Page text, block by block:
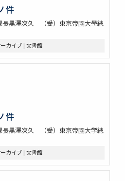
件
長黒澤次久 （受）東京帝國大學總
カイブ | 文書館
件
長黒澤次久 （受）東京帝國大学總
カイブ | 文書館